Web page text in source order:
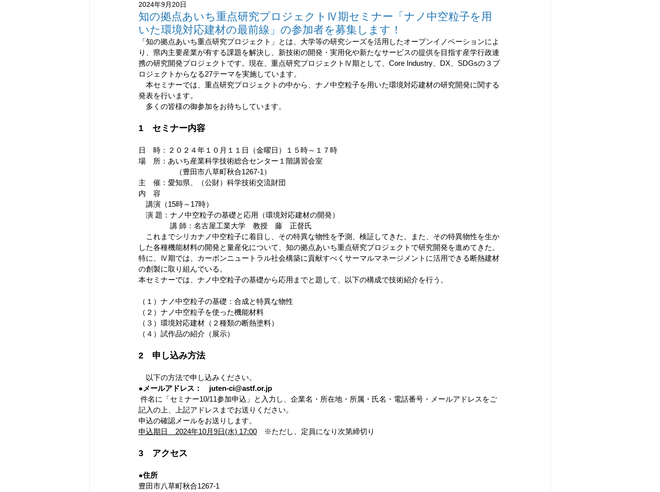
MOT研修 デジタル
知識創造型交流事業
知の拠点あいち重点研究プロジェクトⅣ期セミナー「ナノ中空粒子を用
いた環境対応建材の最前線」の参加者を募集します！
2024年9月20日
「知の拠点あいち重点研究プロジェクト」とは、大学等の研究シーズを活用したオープンイノベーションによ
り、県内主要産業が有する課題を解決し、新技術の開発・実用化や新たなサービスの提供を目指す産学行政連
携の研究開発プロジェクトです。現在、重点研究プロジェクトⅣ期として、Core Industry、DX、SDGsの３プ
ロジェクトからなる27テーマを実施しています。
本セミナーでは、重点研究プロジェクトの中から、ナノ中空粒子を用いた環境対応建材の研究開発に関する
発表を行います。
多くの皆様の御参加をお待ちしています。
1　セミナー内容
日　時：２０２４年１０月１１日（金曜日）１５時～１７時
場　所：あいち産業科学技術総合センター１階講習会室
（豊田市八草町秋合1267-1）
主　催：愛知県、（公財）科学技術交流財団
内　容
講演（15時～17時）
演 題：ナノ中空粒子の基礎と応用（環境対応建材の開発）
講 師：名古屋工業大学　教授　藤　正督氏
これまでシリカナノ中空粒子に着目し、その特異な物性を予測、検証してきた。また、その特異物性を生か
した各種機能材料の開発と量産化について、知の拠点あいち重点研究プロジェクトで研究開発を進めてきた。
特に、Ⅳ期では、カーボンニュートラル社会構築に貢献すべくサーマルマネージメントに活用できる断熱建材
の創製に取り組んでいる。
本セミナーでは、ナノ中空粒子の基礎から応用までと題して、以下の構成で技術紹介を行う。
（１）ナノ中空粒子の基礎：合成と特異な物性
（２）ナノ中空粒子を使った機能材料
（３）環境対応建材（２種類の断熱塗料）
（４）試作品の紹介（展示）
2　申し込み方法
以下の方法で申し込みください。
●メールアドレス： juten-ci@astf.or.jp
件名に「セミナー10/11参加申込」と入力し、企業名・所在地・所属・氏名・電話番号・メールアドレスをご
記入の上、上記アドレスまでお送りください。
申込の確認メールをお送りします。
申込期日　2024年10月9日(水) 17:00 ※ただし、定員になり次第締切り
3　アクセス
●住所
豊田市八草町秋合1267-1